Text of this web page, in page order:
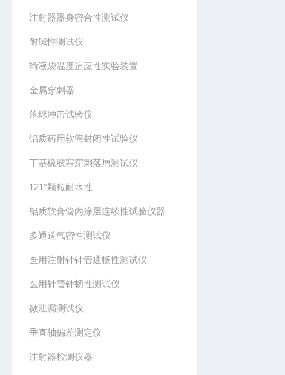
注射器器身密合性测试仪
耐碱性测试仪
输液袋温度适应性实验装置
金属穿刺器
落球冲击试验仪
铝质药用软管封闭性试验仪
丁基橡胶塞穿刺落屑测试仪
121°颗粒耐水性
铝质软膏管内涂层连续性试验仪器
多通道气密性测试仪
医用注射针针管通畅性测试仪
医用针管针韧性测试仪
微泄漏测试仪
垂直轴偏差测定仪
注射器检测仪器